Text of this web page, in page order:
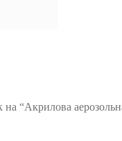
“Акрилова